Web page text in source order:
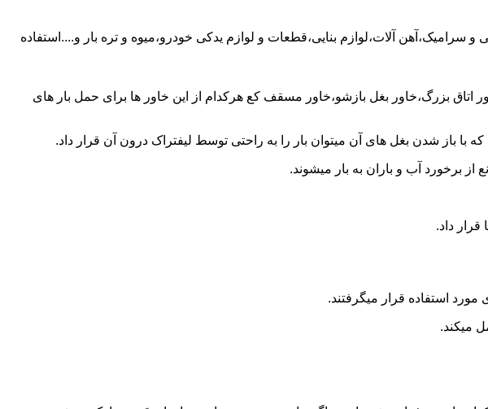
سرامیک،آهن آلات،لوازم بنایی،قطعات و لوازم یدکی خودرو،میوه و تره بار و....استفاده
اتاق بزرگ،خاور بغل بازشو،خاور مسقف کع هرکدام از این خاور ها برای حمل بار های
باز شدن بغل های آن میتوان بار را به راحتی توسط لیفتراک درون آن قرار داد.
برخورد آب و باران به بار میشوند.
استفاده قرار میگرفتند.